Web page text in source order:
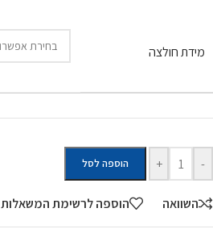
מידת חולצה
-
+ הוספה לסל
השוואה הוספה לרשימת המשאלות